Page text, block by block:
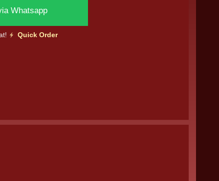
Whatsapp
Quick Order